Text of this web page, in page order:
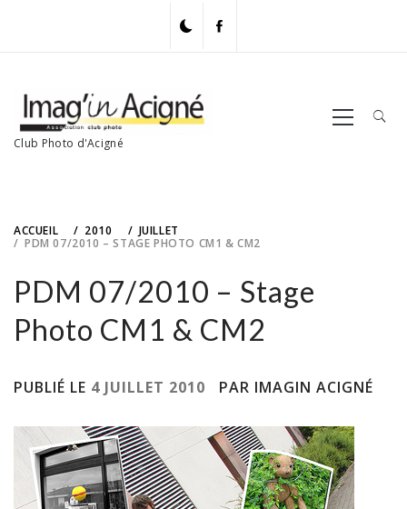
Club Photo d'Acigné
Primary
Menu
ACCUEIL 2010
JUILLET
PDM 07/2010 – STAGE PHOTO CM1 & CM2
PDM 07/2010 – Stage
Photo CM1 & CM2
PUBLIÉ LE 4 JUILLET 2010 PAR IMAGIN ACIGNÉ